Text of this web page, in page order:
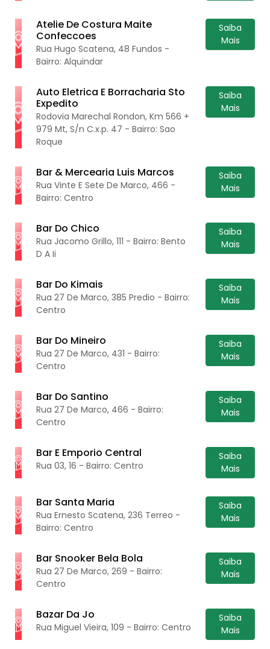
Atelie De Costura Maite
Confeccoes
Rua Hugo Scatena, 48 Fundos -
Bairro: Alquindar
Saiba
Mais
Auto Eletrica E Borracharia Sto
Expedito
Rodovia Marechal Rondon, Km 566 +
979 Mt, S/n C.x.p. 47 - Bairro: Sao
Roque
Saiba
Mais
Bar & Mercearia Luis Marcos
Rua Vinte E Sete De Marco, 466 -
Bairro: Centro
Saiba
Mais
Bar Do Chico
Rua Jacomo Grillo, 111 - Bairro: Bento
D A Ii
Saiba
Mais
Bar Do Kimais
Rua 27 De Marco, 385 Predio - Bairro:
Centro
Saiba
Mais
Bar Do Mineiro
Rua 27 De Marco, 431 - Bairro:
Centro
Saiba
Mais
Bar Do Santino
Rua 27 De Marco, 466 - Bairro:
Centro
Saiba
Mais
Bar E Emporio Central
Rua 03, 16 - Bairro: Centro
Saiba
Mais
Bar Santa Maria
Rua Ernesto Scatena, 236 Terreo -
Bairro: Centro
Saiba
Mais
Bar Snooker Bela Bola
Rua 27 De Marco, 269 - Bairro:
Centro
Saiba
Mais
Bazar Da Jo
Rua Miguel Vieira, 109 - Bairro: Centro
Saiba
Mais